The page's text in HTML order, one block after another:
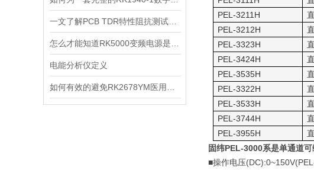
电能分析仪定义
PEL-3211H
PEL-3212H
PEL-3323H
PEL-3424H
PEL-3535H
PEL-3322H
PEL-3533H
PEL-3744H
PEL-3955H
固纬PEL-3000系是单通道
■操作电压